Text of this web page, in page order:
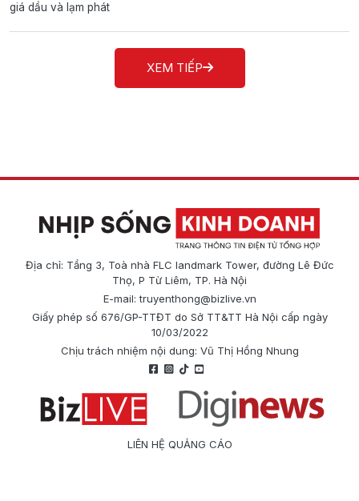
giá dầu và lạm phát
XEM TIẾP
Địa chỉ: Tầng 3, Toà nhà FLC landmark Tower, đường Lê Đức
Thọ, P Từ Liêm, TP. Hà Nội
E-mail:truyenthong@bizlive.vn
Giấy phép số 676/GP-TTĐT do Sở TT&TT Hà Nội cấp ngày
10/03/2022
Chịu trách nhiệm nội dung: Vũ Thị Hồng Nhung
LIÊN HỆ QUẢNG CÁO